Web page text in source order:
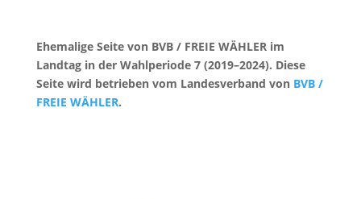
Ehemalige Seite von BVB / FREIE WÄHLER im
Landtag in der Wahlperiode 7 (2019–2024). Diese
Seite wird betrieben vom Landesverband von BVB /
FREIE WÄHLER.